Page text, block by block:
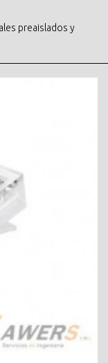
preaislados y